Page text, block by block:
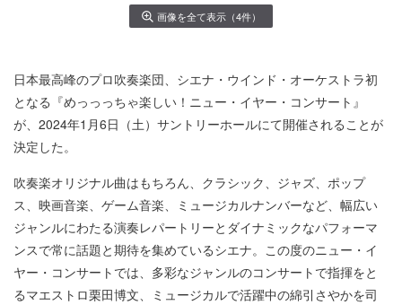
画像を全て表示（4件）
日本最高峰のプロ吹奏楽団、シエナ・ウインド・オーケストラ初
となる『めっっっちゃ楽しい！ニュー・イヤー・コンサート』
が、2024年1月6日（土）サントリーホールにて開催されることが
決定した。
吹奏楽オリジナル曲はもちろん、クラシック、ジャズ、ポップ
ス、映画音楽、ゲーム音楽、ミュージカルナンバーなど、幅広い
ジャンルにわたる演奏レパートリーとダイナミックなパフォーマ
ンスで常に話題と期待を集めているシエナ。この度のニュー・イ
ヤー・コンサートでは、多彩なジャンルのコンサートで指揮をと
るマエストロ栗田博文、ミュージカルで活躍中の綿引さやかを司